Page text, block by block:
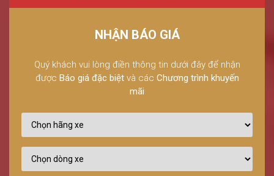
NHẬN BÁO GIÁ
Quý khách vui lòng điền thông tin dưới đây để nhận
được Báo giá đặc biệtvà các Chương trình khuyến
mãi